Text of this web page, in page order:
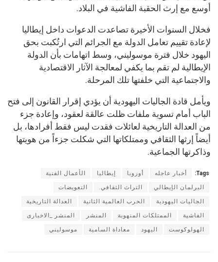
أوسع مع إرث الحقبة الفاشية في البلاد.
فخلال السنوات الأخيرة تصاعدت الدعوات داخل إيطاليا
لإعادة تقييم تعامل الدولة مع الجرائم التي ارتُكبت بحق
اليهود خلال فترة موسوليني، وسط اتهامات بأن الدولة
الإيطالية لم تقم بما يكفي لمعالجة الآثار الاقتصادية
والاجتماعية التي خلفتها تلك المرحلة.
ويأمل قادة الجاليات اليهودية أن يؤدي إقرار القانون إلى فتح
الباب أمام تسوية ملفات ظلت عالقة لعقود، وإعادة جزء
من العدالة التاريخية لعائلات فقدت ليس فقط أفرادها، بل
أيضاً إرثها الثقافي وممتلكاتها التي شكلت جزءاً من هويتها
وذاكرتها الجماعية.
Tags: أخبار عاجله أوروبا إيطاليا الأعمال الفنية
البرلمان الإيطالي التراث الثقافي. التعويضات
الجاليات اليهودية الحرب العالمية الثانية العدالة التاريخية
الفاشية الممتلكات المنهوبة المنشر المنشر _الاخبارى
الهولوكوست اليهود معاداة السامية موسوليني